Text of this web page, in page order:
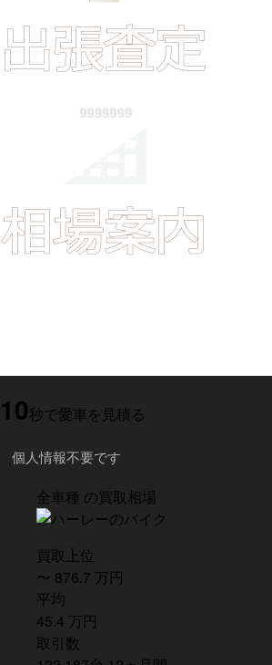
10秒で愛車を見積る
個人情報不要です
全車種 の買取相場
買取上位
〜 876.7 万円
平均
45.4 万円
取引数